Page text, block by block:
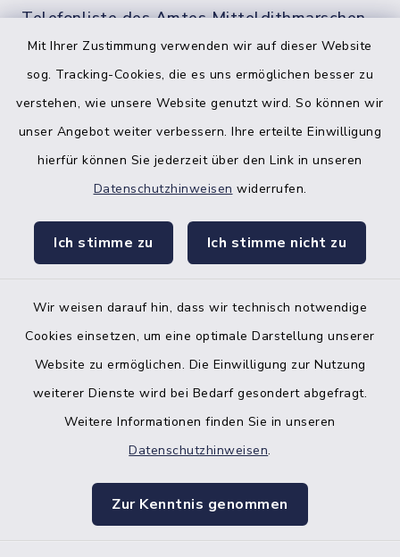
Mit Ihrer Zustimmung verwenden wir auf dieser Website
sog. Tracking-Cookies, die es uns ermöglichen besser zu
verstehen, wie unsere Website genutzt wird. So können wir
unser Angebot weiter verbessern. Ihre erteilte Einwilligung
hierfür können Sie jederzeit über den Link in unseren
Datenschutzhinweisen widerrufen.
Ich stimme zu Ich stimme nicht zu
Wir weisen darauf hin, dass wir technisch notwendige
Cookies einsetzen, um eine optimale Darstellung unserer
Website zu ermöglichen. Die Einwilligung zur Nutzung
weiterer Dienste wird bei Bedarf gesondert abgefragt.
Weitere Informationen finden Sie in unseren
Datenschutzhinweisen.
Zur Kenntnis genommen
Telefonliste des Amtes Mitteldithmarschen
facebook
Bankverbindung der Amtskasse
Barrierefreiheit
Impressum